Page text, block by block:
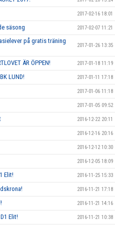
2017-02-16 18:01
säsong 2017-02-07 11:21
på gratis träning
2017-01-26 13:35
ÄR ÖPPEN! 2017-01-18 11:19
LUND! 2017-01-11 17:18
2017-01-06 11:18
2017-01-05 09:52
2016-12-22 20:11
2016-12-16 20:16
2016-12-12 10:30
2016-12-05 18:09
Elit! 2016-11-25 15:33
2016-11-21 17:18
2016-11-21 14:16
Elit! 2016-11-21 10:38